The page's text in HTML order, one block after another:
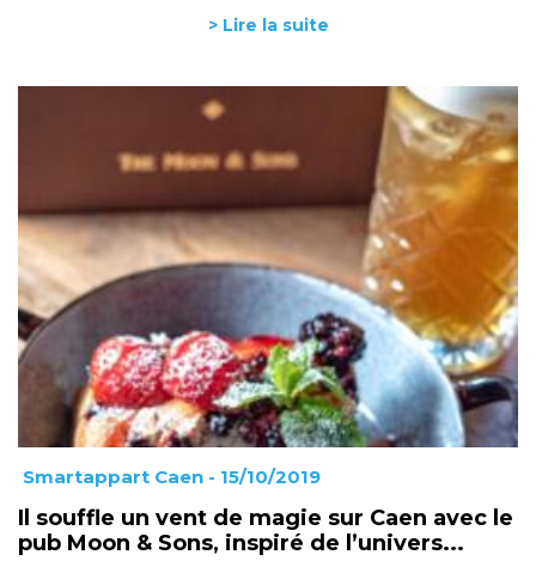
> Lire la suite
Smartappart Caen - 15/10/2019
Il souffle un vent de magie sur Caen avec le
pub Moon & Sons, inspiré de l’univers...